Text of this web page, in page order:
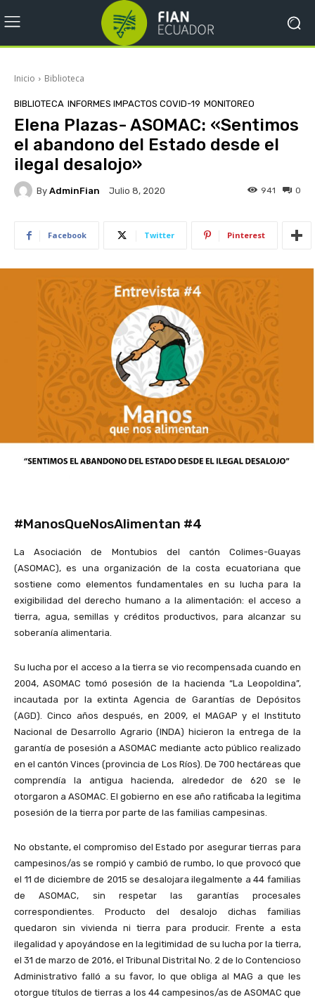
Inicio Biblioteca
BIBLIOTECA INFORMES IMPACTOS COVID-19 MONITOREO
Elena Plazas- ASOMAC: «Sentimos
el abandono del Estado desde el
ilegal desalojo»
By AdminFian Julio 8, 2020 0
941
Facebook Twitter Pinterest
#ManosQueNosAlimentan #4
La Asociación de Montubios del cantón Colimes-Guayas
(ASOMAC), es una organización de la costa ecuatoriana que
sostiene como elementos fundamentales en su lucha para la
exigibilidad del derecho humano a la alimentación: el acceso a
tierra, agua, semillas y créditos productivos, para alcanzar su
soberanía alimentaria.
Su lucha por el acceso a la tierra se vio recompensada cuando en
2004, ASOMAC tomó posesión de la hacienda “La Leopoldina”,
incautada por la extinta Agencia de Garantías de Depósitos
(AGD). Cinco años después, en 2009, el MAGAP y el Instituto
Nacional de Desarrollo Agrario (INDA) hicieron la entrega de la
garantía de posesión a ASOMAC mediante acto público realizado
en el cantón Vinces (provincia de Los Ríos). De 700 hectáreas que
comprendía la antigua hacienda, alrededor de 620 se le
otorgaron a ASOMAC. El gobierno en ese año ratificaba la legitima
posesión de la tierra por parte de las familias campesinas.
No obstante, el compromiso del Estado por asegurar tierras para
campesinos/as se rompió y cambió de rumbo, lo que provocó que
el 11 de diciembre de 2015 se desalojara ilegalmente a 44 familias
de ASOMAC, sin respetar las garantías procesales
correspondientes. Producto del desalojo dichas familias
quedaron sin vivienda ni tierra para producir. Frente a esta
ilegalidad y apoyándose en la legitimidad de su lucha por la tierra,
el 31 de marzo de 2016, el Tribunal Distrital No. 2 de lo Contencioso
Administrativo falló a su favor, lo que obliga al MAG a que les
otorgue títulos de tierras a los 44 campesinos/as de ASOMAC que